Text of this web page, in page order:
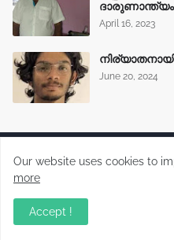
April 16, 2023
നിര്യാതനായി
June 20, 2024
Our website uses cookies to
more
Accept !